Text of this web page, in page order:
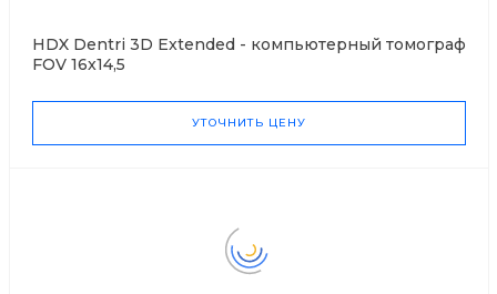
HDX Dentri 3D Extended - компьютерный томограф
FOV 16x14,5
УТОЧНИТЬ ЦЕНУ